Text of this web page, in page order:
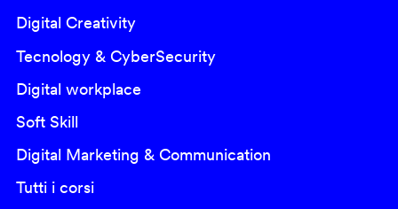
Digital Creativity
Tecnology & CyberSecurity
Digital workplace
Soft Skill
Digital Marketing & Communication
Tutti i corsi